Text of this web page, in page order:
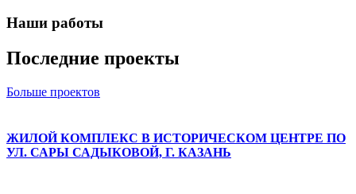
Наши работы
Последние проекты
Больше проектов
ЖИЛОЙ КОМПЛЕКС В ИСТОРИЧЕСКОМ ЦЕНТРЕ ПО
УЛ. САРЫ САДЫКОВОЙ, Г. КАЗАНЬ